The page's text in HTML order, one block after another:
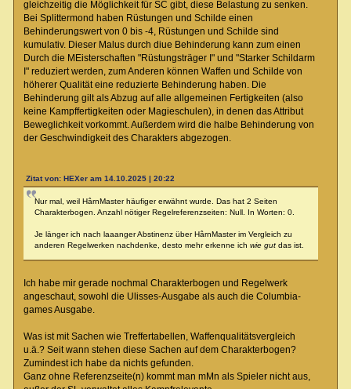
gleichzeitig die Möglichkeit für SC gibt, diese Belastung zu senken.
Bei Splittermond haben Rüstungen und Schilde einen
Behinderungswert von 0 bis -4, Rüstungen und Schilde sind
kumulativ. Dieser Malus durch diue Behinderung kann zum einen
Durch die MEisterschaften "Rüstungsträger I" und "Starker Schildarm
I" reduziert werden, zum Anderen können Waffen und Schilde von
höherer Qualität eine reduzierte Behinderung haben. Die
Behinderung gilt als Abzug auf alle allgemeinen Fertigkeiten (also
keine Kampffertigkeiten oder Magieschulen), in denen das Attribut
Beweglichkeit vorkommt. Außerdem wird die halbe Behinderung von
der Geschwindigkeit des Charakters abgezogen.
Zitat von: HEXer am 14.10.2025 | 20:22
Nur mal, weil HârnMaster häufiger erwähnt wurde. Das hat 2 Seiten
Charakterbogen. Anzahl nötiger Regelreferenzseiten: Null. In Worten: 0.
Je länger ich nach laaanger Abstinenz über HârnMaster im Vergleich zu
anderen Regelwerken nachdenke, desto mehr erkenne ich wie gutdas ist.
Ich habe mir gerade nochmal Charakterbogen und Regelwerk
angeschaut, sowohl die Ulisses-Ausgabe als auch die Columbia-
games Ausgabe.
Was ist mit Sachen wie Treffertabellen, Waffenqualitätsvergleich
u.ä.? Seit wann stehen diese Sachen auf dem Charakterbogen?
Zumindest ich habe da nichts gefunden.
Ganz ohne Referenzseite(n) kommt man mMn als Spieler nicht aus,